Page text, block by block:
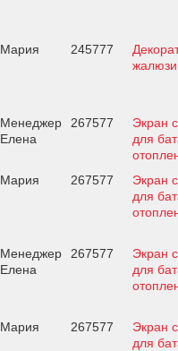
Мария 245777
Менеджер
Елена
267577
Экран
для
Мария 267577
Экран
для
Менеджер
Елена
267577
Экран
для
Мария 267577
Экран
для